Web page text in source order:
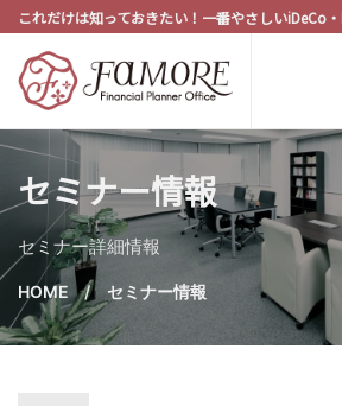
これだけは知っておきたい！一番やさしいiDeCo
セミナー情報
セミナー詳細情報
HOME セミナー情報